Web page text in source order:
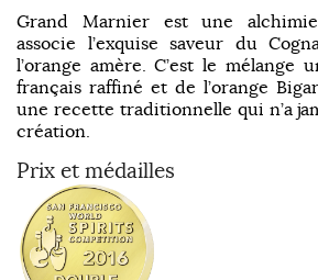
Grand Marnier est une
associe l’exquise saveur du
l’orange amère. C’est le mélange
français raffiné et de l’orange
une recette traditionnelle qui n’a
création.
Prix et médailles